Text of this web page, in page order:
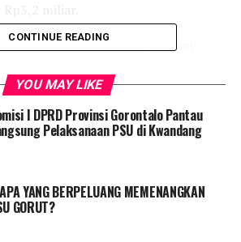
Provinsi Gorontalo, Femmy
oleh pemerintah daerah maupun
kebutuhan anggaran PSU di
anggaran.
Pemerintah Kabupaten dan
yang telah menunjukkan komitmen
kelancaran PSU ini,” ujar Femmy,
CONTINUE READING
YOU MAY LIKE
I DPRD Provinsi Gorontalo Pantau
Pelaksanaan PSU di Kwandang
YANG BERPELUANG MEMENANGKAN
GORUT?